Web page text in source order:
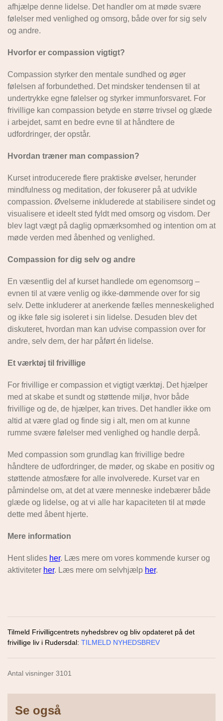
afhjælpe denne lidelse. Det handler om at møde svære
følelser med venlighed og omsorg, både over for sig selv
og andre.
Hvorfor er compassion vigtigt?
Compassion styrker den mentale sundhed og øger
følelsen af forbundethed. Det mindsker tendensen til at
undertrykke egne følelser og styrker immunforsvaret. For
frivillige kan compassion betyde en større trivsel og glæde
i arbejdet, samt en bedre evne til at håndtere de
udfordringer, der opstår.
Hvordan træner man compassion?
Kurset introducerede flere praktiske øvelser, herunder
mindfulness og meditation, der fokuserer på at udvikle
compassion. Øvelserne inkluderede at stabilisere sindet og
visualisere et ideelt sted fyldt med omsorg og visdom. Der
blev lagt vægt på daglig opmærksomhed og intention om at
møde verden med åbenhed og venlighed.
Compassion for dig selv og andre
En væsentlig del af kurset handlede om egenomsorg –
evnen til at være venlig og ikke-dømmende over for sig
selv. Dette inkluderer at anerkende fælles menneskelighed
og ikke føle sig isoleret i sin lidelse. Desuden blev det
diskuteret, hvordan man kan udvise compassion over for
andre, selv dem, der har påført én lidelse.
Et værktøj til frivillige
For frivillige er compassion et vigtigt værktøj. Det hjælper
med at skabe et sundt og støttende miljø, hvor både
frivillige og de, de hjælper, kan trives. Det handler ikke om
altid at være glad og finde sig i alt, men om at kunne
rumme svære følelser med venlighed og handle derpå.
Med compassion som grundlag kan frivillige bedre
håndtere de udfordringer, de møder, og skabe en positiv og
støttende atmosfære for alle involverede. Kurset var en
påmindelse om, at det at være menneske indebærer både
glæde og lidelse, og at vi alle har kapaciteten til at møde
dette med åbent hjerte.
Mere information
Hent slides her. Læs mere om vores kommende kurser og
aktiviteter her. Læs mere om selvhjælp her.
Tilmeld Frivilligcentrets nyhedsbrev og bliv opdateret på det
frivillige liv i Rudersdal: TILMELD NYHEDSBREV
Antal visninger 3101
Se også